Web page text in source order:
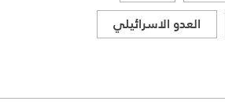
العدو الاسرائيلي